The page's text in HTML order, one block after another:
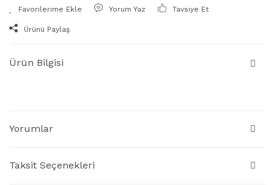
Yorum Yaz Tavsiye Et
Ürünü Paylaş
Ürün Bilgisi
Yorumlar
Taksit Seçenekleri